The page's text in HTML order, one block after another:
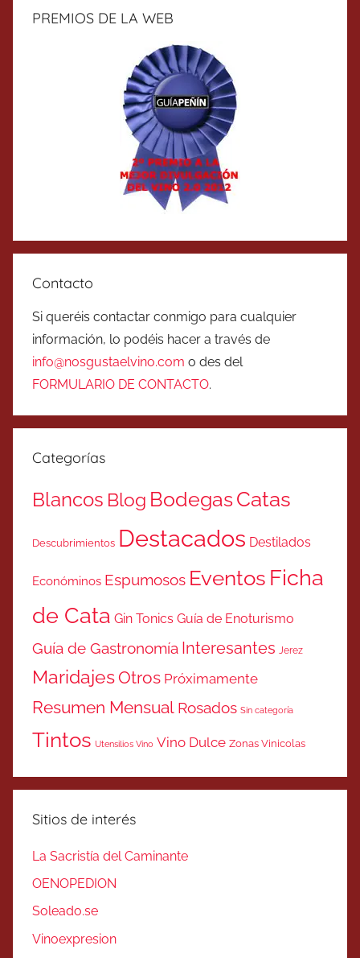
PREMIOS DE LA WEB
Contacto
Si queréis contactar conmigo para cualquier
información, lo podéis hacer a través de
info@nosgustaelvino.com o des del
FORMULARIO DE CONTACTO.
Categorías
Blancos Blog BodegasCatas
Descubrimientos Destacados Destilados
Económinos Espumosos Eventos Ficha
de Cata Gin Tonics Guía de Enoturismo
Guía de Gastronomía Interesantes Jerez
MaridajesOtros Próximamente
Resumen Mensual Rosados Sin categoría
Tintos Utensilios Vino Vino Dulce Zonas Vinicolas
Sitios de interés
La Sacristía del Caminante
OENOPEDION
Soleado.se
Vinoexpresion